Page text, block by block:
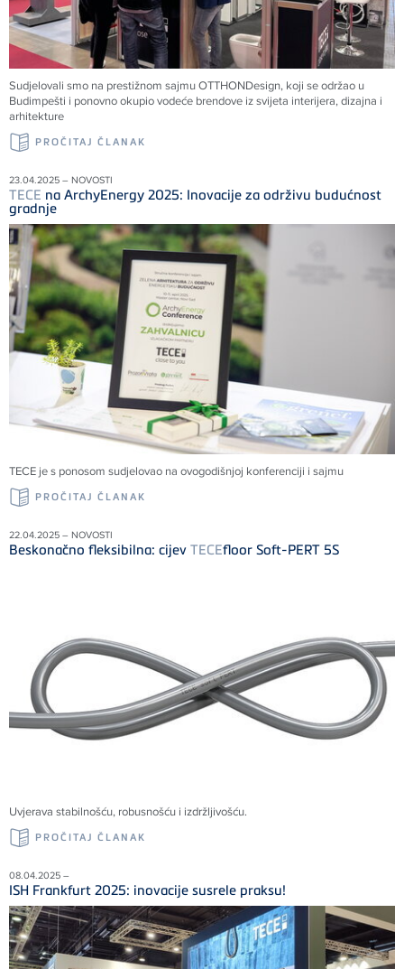
Sudjelovali smo na prestižnom sajmu OTTHONDesign, koji se održao u
Budimpešti i ponovno okupio vodeće brendove iz svijeta interijera, dizajna i
arhitekture
PROČITAJ ČLANAK
23.04.2025 – NOVOSTI
TECE na ArchyEnergy 2025: Inovacije za održivu budućnost
gradnje
TECE je s ponosom sudjelovao na ovogodišnjoj konferenciji i sajmu
PROČITAJ ČLANAK
22.04.2025 – NOVOSTI
Beskonačno fleksibilna: cijev TECEfloor Soft-PERT 5S
Uvjerava stabilnošću, robusnošću i izdržljivošću.
PROČITAJ ČLANAK
08.04.2025 –
ISH Frankfurt 2025: inovacije susrele praksu!